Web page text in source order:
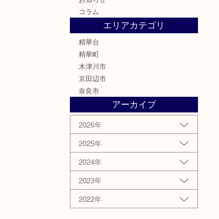
コラム
エリアカテゴリ
精華台
精華町
木津川市
京田辺市
奈良市
アーカイブ
2026年
2025年
2024年
2023年
2022年